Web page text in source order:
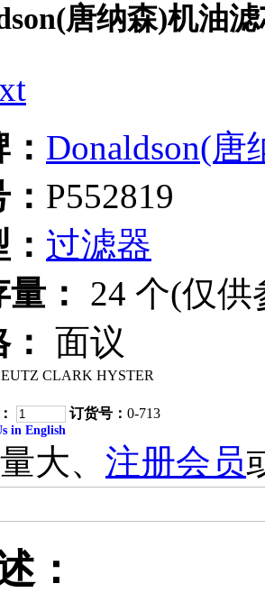
唐纳森)机油滤
Donaldson(唐
P552819
过滤器
：
24 个(仅供
面议
CLARK HYSTER
订货号： 0-713
in English
大、 注册会员
：